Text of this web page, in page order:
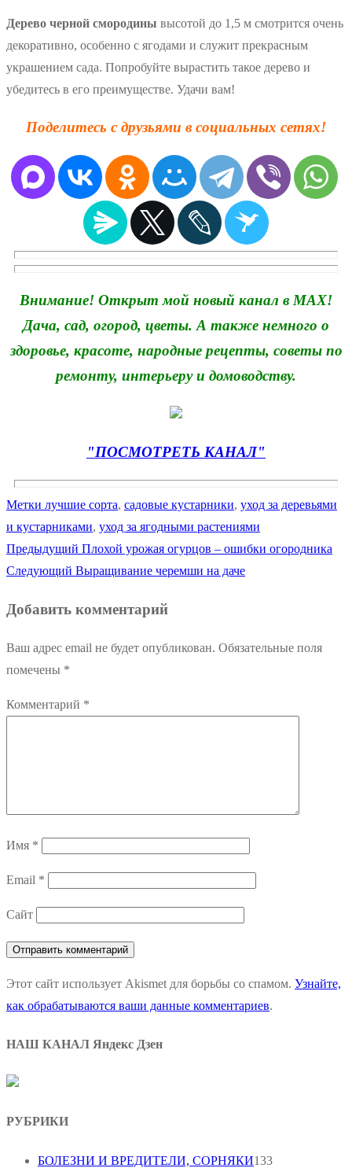
Дерево черной смородины высотой до 1,5 м смотрится очень
декоративно, особенно с ягодами и служит прекрасным
украшением сада. Попробуйте вырастить такое дерево и
убедитесь в его преимуществе. Удачи вам!
Поделитесь с друзьями в социальных сетях!
Внимание! Открыт мой новый канал в MAX!
Дача, сад, огород, цветы. А также немного о
здоровье, красоте, народные рецепты, советы по
ремонту, интерьеру и домоводству.
"ПОСМОТРЕТЬ КАНАЛ"
Метки лучшие сорта, садовые кустарники, уход за деревьями
и кустарниками, уход за ягодными растениями
Навигация
записям
Предыдущий Предыдущая
запись:
Плохой урожая огурцов – ошибки огородника
Следующий Следующая
Выращивание черемши на даче
Добавить комментарий
Ваш адрес email не будет опубликован. Обязательные поля
помечены *
Комментарий *
Имя *
Email *
Сайт
Этот сайт использует Akismet для борьбы со спамом. Узнайте,
как обрабатываются ваши данные комментариев.
НАШ КАНАЛ Яндекс Дзен
РУБРИКИ
БОЛЕЗНИ И ВРЕДИТЕЛИ, СОРНЯКИ133